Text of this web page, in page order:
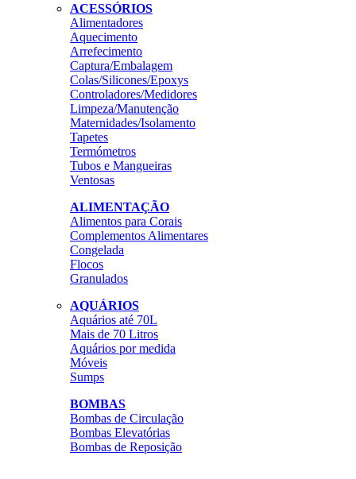
ACESSÓRIOS
Alimentadores
Aquecimento
Arrefecimento
Captura/Embalagem
Colas/Silicones/Epoxys
Controladores/Medidores
Limpeza/Manutenção
Maternidades/Isolamento
Tapetes
Termómetros
Tubos e Mangueiras
Ventosas
ALIMENTAÇÃO
Alimentos para Corais
Complementos Alimentares
Congelada
Flocos
Granulados
AQUÁRIOS
Aquários até 70L
Mais de 70 Litros
Aquários por medida
Móveis
Sumps
BOMBAS
Bombas de Circulação
Bombas Elevatórias
Bombas de Reposição